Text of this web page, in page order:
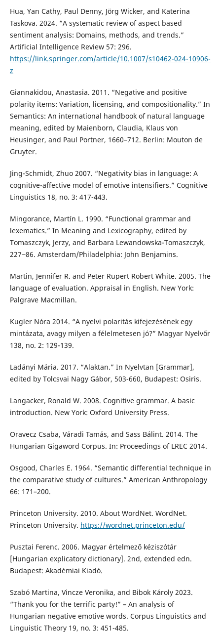
Hua, Yan Cathy, Paul Denny, Jörg Wicker, and Katerina
Taskova. 2024. “A systematic review of aspect based
sentiment analysis: Domains, methods, and trends.”
Artificial Intelligence Review 57: 296.
https://link.springer.com/article/10.1007/s10462-024-10906-
z
Giannakidou, Anastasia. 2011. “Negative and positive
polarity items: Variation, licensing, and compositionality.” In
Semantics: An international handbook of natural language
meaning, edited by Maienborn, Claudia, Klaus von
Heusinger, and Paul Portner, 1660–712. Berlin: Mouton de
Gruyter.
Jing-Schmidt, Zhuo 2007. “Negativity bias in language: A
cognitive-affective model of emotive intensifiers.” Cognitive
Linguistics 18, no. 3: 417-443.
Mingorance, Martín L. 1990. “Functional grammar and
lexematics.” In Meaning and Lexicography, edited by
Tomaszczyk, Jerzy, and Barbara Lewandowska-Tomaszczyk,
227‒86. Amsterdam/Philadelphia: John Benjamins.
Martin, Jennifer R. and Peter Rupert Robert White. 2005. The
language of evaluation. Appraisal in English. New York:
Palgrave Macmillan.
Kugler Nóra 2014. “A nyelvi polaritás kifejezésének egy
mintázata, avagy milyen a félelmetesen jó?” Magyar Nyelvőr
138, no. 2: 129-139.
Ladányi Mária. 2017. “Alaktan.” In Nyelvtan [Grammar],
edited by Tolcsvai Nagy Gábor, 503-660, Budapest: Osiris.
Langacker, Ronald W. 2008. Cognitive grammar. A basic
introduction. New York: Oxford University Press.
Oravecz Csaba, Váradi Tamás, and Sass Bálint. 2014. The
Hungarian Gigaword Corpus. In: Proceedings of LREC 2014.
Osgood, Charles E. 1964. “Semantic differential technique in
the comparative study of cultures.” American Anthropology
66: 171–200.
Princeton University. 2010. About WordNet. WordNet.
Princeton University. https://wordnet.princeton.edu/
Pusztai Ferenc. 2006. Magyar értelmező kéziszótár
[Hungarian explicatory dictionary]. 2nd, extended edn.
Budapest: Akadémiai Kiadó.
Szabó Martina, Vincze Veronika, and Bibok Károly 2023.
“Thank you for the terrific party!” – An analysis of
Hungarian negative emotive words. Corpus Linguistics and
Linguistic Theory 19, no. 3: 451-485.